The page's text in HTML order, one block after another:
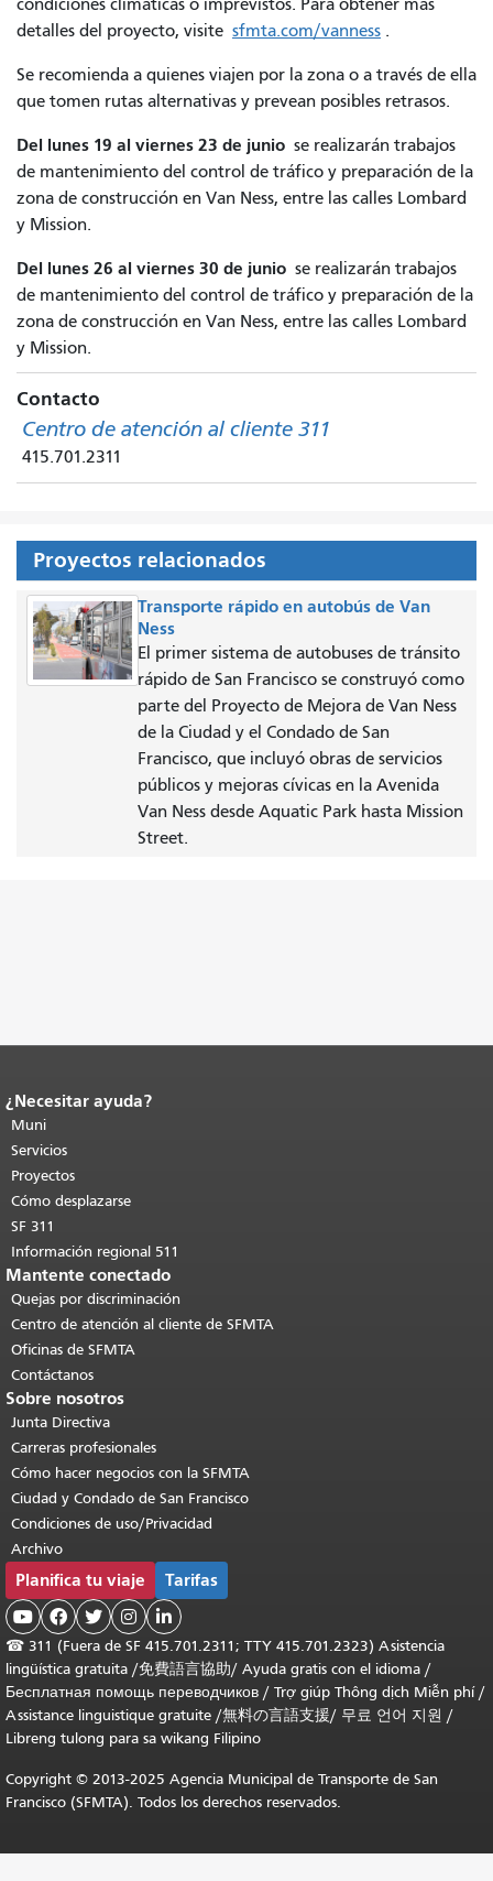
detalles del proyecto, visite sfmta.com/vanness .
Se recomienda a quienes viajen por la zona o a través de ella
que tomen rutas alternativas y prevean posibles retrasos.
Del lunes 19 al viernes 23 de junio se realizarán trabajos
de mantenimiento del control de tráfico y preparación de la
zona de construcción en Van Ness, entre las calles Lombard
y Mission.
Del lunes 26 al viernes 30 de junio se realizarán trabajos
de mantenimiento del control de tráfico y preparación de la
zona de construcción en Van Ness, entre las calles Lombard
y Mission.
Contacto
Centro de atención al cliente 311
415.701.2311
Proyectos relacionados
Transporte rápido en autobús de Van
Ness
El primer sistema de autobuses de tránsito
rápido de San Francisco se construyó como
parte del Proyecto de Mejora de Van Ness
de la Ciudad y el Condado de San
Francisco, que incluyó obras de servicios
públicos y mejoras cívicas en la Avenida
Van Ness desde Aquatic Park hasta Mission
Street.
Fin del contenido de la página.
de esta página se repite en todas las
páginas.Volver al principio del
contenido principal
¿Necesitar ayuda?
Muni
Servicios
Proyectos
Cómo desplazarse
SF 311
Información regional 511
Mantente conectado
Quejas por discriminación
Centro de atención al cliente de SFMTA
Oficinas de SFMTA
Contáctanos
Sobre nosotros
Junta Directiva
Carreras profesionales
Cómo hacer negocios con la SFMTA
Ciudad y Condado de San Francisco
Condiciones de uso/Privacidad
Archivo
Planifica tu viaje Tarifas
    
☎ 311 (Fuera de SF 415.701.2311; TTY 415.701.2323) Asistencia
lingüística gratuita /免費語言協助/ Ayuda gratis con el idioma /
Бесплатная помощь переводчиков / Trợ giúp Thông dịch Miễn phí/
Assistance linguistique gratuite /無料の言語支援/ 무료 언어 지원 /
Libreng tulong para sa wikang Filipino
Copyright © 2013-2025 Agencia Municipal de Transporte de San
Francisco (SFMTA). Todos los derechos reservados.